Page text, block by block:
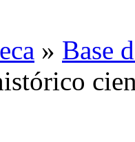
» Base